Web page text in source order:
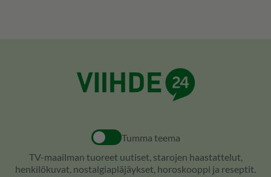
Tumma teema
TV-maailman tuoreet uutiset, starojen haastattelut,
henkilökuvat, nostalgiapläjäykset, horoskooppi ja reseptit.